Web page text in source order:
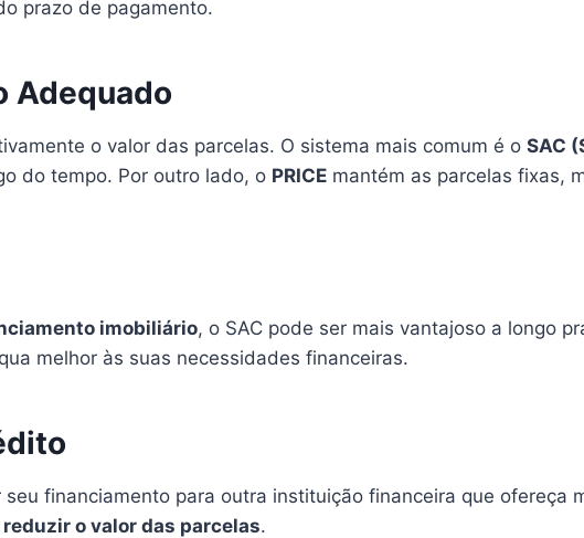
prazo de pagamento.
Adequado
o valor das parcelas. O sistema mais comum é o SAC
do tempo. Por outro lado, o PRICE mantém as parcelas fixas,
imobiliário, o SAC pode ser mais vantajoso a longo
melhor às suas necessidades financeiras.
financiamento para outra instituição financeira que ofereça
reduzir o valor das parcelas.